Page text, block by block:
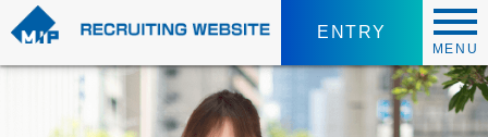
ENTRY
MENU